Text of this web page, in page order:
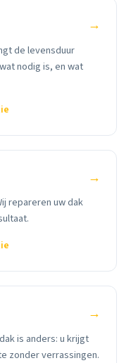
→
de levensduur
nodig is, en wat
→
repareren uw dak
→
is anders: u krijgt
zonder verrassingen.